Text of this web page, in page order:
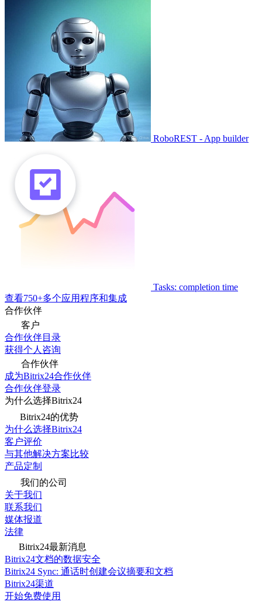
RoboREST - App builder
Tasks: completion time
查看750+多个应用程序和集成
合作伙伴
客户
合作伙伴目录
获得个人咨询
合作伙伴
成为Bitrix24合作伙伴
合作伙伴登录
为什么选择Bitrix24
Bitrix24的优势
为什么选择Bitrix24
客户评价
与其他解决方案比较
产品定制
我们的公司
关于我们
联系我们
媒体报道
法律
Bitrix24最新消息
Bitrix24文档的数据安全
Bitrix24 Sync: 通话时创建会议摘要和文档
Bitrix24渠道
开始免费使用